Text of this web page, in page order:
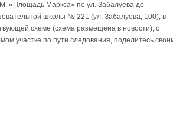
«Площадь Маркса» по ул. Забалуева до
школы № 221 (ул. Забалуева, 100), в
схеме (схема размещена в новости), с
участке по пути следования, поделитесь